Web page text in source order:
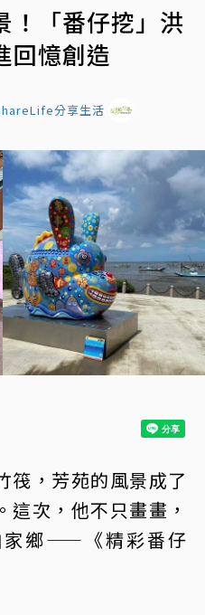
！「番仔挖」洪
回憶創造
分享生活
筏，芳苑的風景成了
次，他不只畫畫，
家鄉——《精彩番仔